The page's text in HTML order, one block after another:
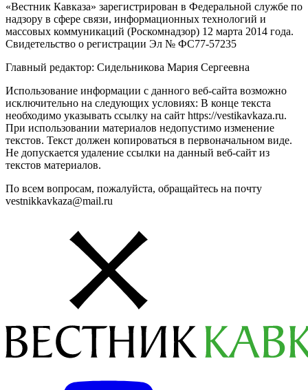
«Вестник Кавказа» зарегистрирован в Федеральной службе по
надзору в сфере связи, информационных технологий и
массовых коммуникаций (Роскомнадзор) 12 марта 2014 года.
Свидетельство о регистрации Эл № ФС77-57235
Главный редактор: Сидельникова Мария Сергеевна
Использование информации с данного веб-сайта возможно
исключительно на следующих условиях: В конце текста
необходимо указывать ссылку на сайт https://vestikavkaza.ru.
При использовании материалов недопустимо изменение
текстов. Текст должен копироваться в первоначальном виде.
Не допускается удаление ссылки на данный веб-сайт из
текстов материалов.
По всем вопросам, пожалуйста, обращайтесь на почту
vestnikkavkaza@mail.ru